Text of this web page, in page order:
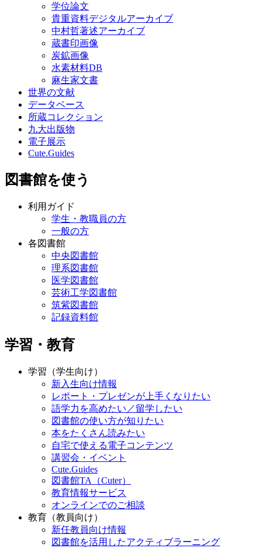
学位論文
貴重資料デジタルアーカイブ
中村哲著述アーカイブ
蔵書印画像
炭鉱画像
水素材料DB
麻生家文書
世界の文献
データベース
所蔵コレクション
九大出版物
電子展示
Cute.Guides
図書館を使う
利用ガイド
学生・教職員の方
一般の方
各図書館
中央図書館
理系図書館
医学図書館
芸術工学図書館
筑紫図書館
記録資料館
学習・教育
学習（学生向け）
新入生向け情報
レポート・プレゼンが上手くなりたい
語学力を高めたい／留学したい
図書館の使い方が知りたい
本をたくさん読みたい
自宅で使える電子コンテンツ
講習会・イベント
Cute.Guides
図書館TA（Cuter）
教育情報サービス
オンラインでのご相談
教育（教員向け）
新任教員向け情報
図書館を活用したアクティブラーニング